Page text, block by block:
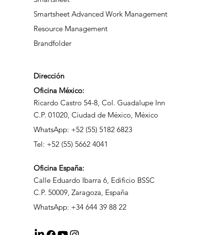
Dirección
Oficina México:
C.P. 01020, Ciudad de México, México
Tel: +52 (55) 5662 4041
WhatsApp: +52 (55) 5182 6823
Oficina España:
Calle Eduardo Ibarra 6, Edificio BSSC
C.P. 50009, Zaragoza, España
WhatsApp: +34 644 39 88 22
Smartsheet
Resource Management
Smartsheet Advanced Work Management